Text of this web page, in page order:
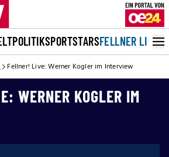
POLITIKSPORTSTARSFELLNER LIVE
Fellner! Live: Werner Kogler im Interview
WERNER KOGLER IM